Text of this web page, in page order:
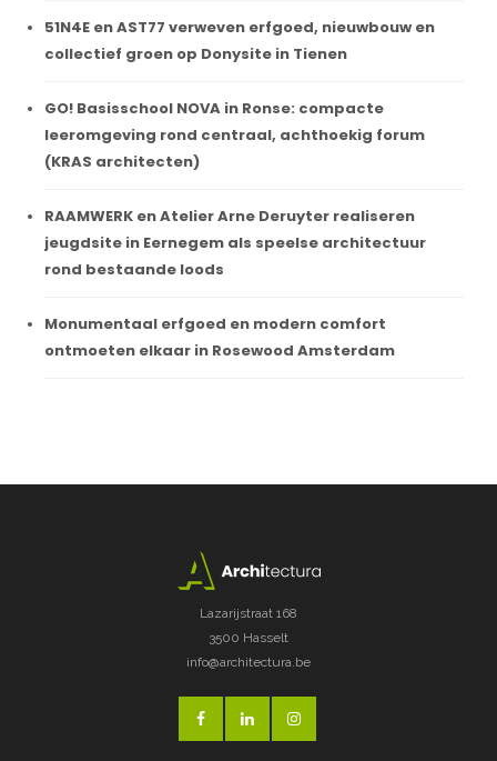
51N4E en AST77 verweven erfgoed, nieuwbouw en
collectief groen op Donysite in Tienen
GO! Basisschool NOVA in Ronse: compacte
leeromgeving rond centraal, achthoekig forum
(KRAS architecten)
RAAMWERK en Atelier Arne Deruyter realiseren
jeugdsite in Eernegem als speelse architectuur
rond bestaande loods
Monumentaal erfgoed en modern comfort
ontmoeten elkaar in Rosewood Amsterdam
Lazarijstraat 168
3500 Hasselt
info@architectura.be